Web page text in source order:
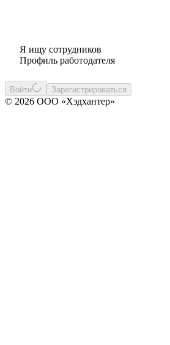
Я ищу сотрудников
Профиль работодателя
Войти Зарегистрироваться
© 2026 ООО «Хэдхантер»